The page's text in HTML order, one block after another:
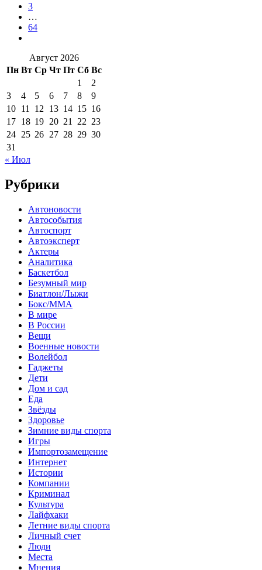
3
…
64
Август 2026
Пн Вт Ср Чт Пт Сб Вс
1
2
3
4 5 6 7 8
9
10 11 12 13 14 15 16
17 18 19 20 21 22 23
24 25 26 27 28 29 30
31
« Июл
Рубрики
Автоновости
Автособытия
Автоспорт
Автоэксперт
Актеры
Аналитика
Баскетбол
Безумный мир
Биатлон/Лыжи
Бокс/MMA
В мире
В России
Вещи
Военные новости
Волейбол
Гаджеты
Дети
Дом и сад
Еда
Звёзды
Здоровье
Зимние виды спорта
Игры
Импортозамещение
Интернет
Истории
Компании
Криминал
Культура
Лайфхаки
Летние виды спорта
Личный счет
Люди
Места
Мнения